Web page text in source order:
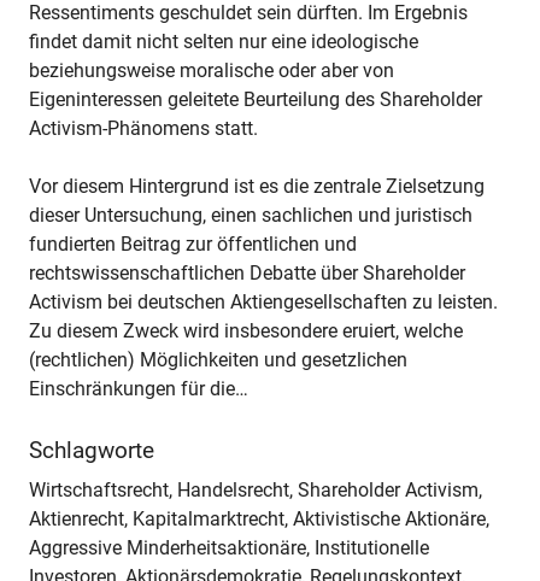
Ressentiments geschuldet sein dürften. Im Ergebnis
findet damit nicht selten nur eine ideologische
beziehungsweise moralische oder aber von
Eigeninteressen geleitete Beurteilung des Shareholder
Activism-Phänomens statt.
Vor diesem Hintergrund ist es die zentrale Zielsetzung
dieser Untersuchung, einen sachlichen und juristisch
fundierten Beitrag zur öffentlichen und
rechtswissenschaftlichen Debatte über Shareholder
Activism bei deutschen Aktiengesellschaften zu leisten.
Zu diesem Zweck wird insbesondere eruiert, welche
(rechtlichen) Möglichkeiten und gesetzlichen
Einschränkungen für die…
Schlagworte
Wirtschaftsrecht, Handelsrecht, Shareholder Activism,
Aktienrecht, Kapitalmarktrecht, Aktivistische Aktionäre,
Aggressive Minderheitsaktionäre, Institutionelle